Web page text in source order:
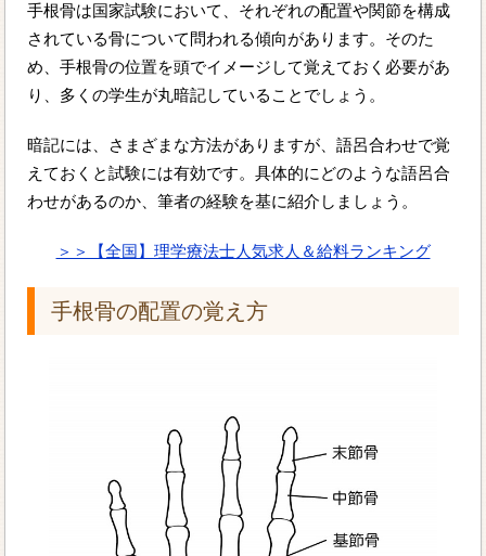
手根骨は国家試験において、それぞれの配置や関節を構成
されている骨について問われる傾向があります。そのた
め、手根骨の位置を頭でイメージして覚えておく必要があ
り、多くの学生が丸暗記していることでしょう。
暗記には、さまざまな方法がありますが、語呂合わせで覚
えておくと試験には有効です。具体的にどのような語呂合
わせがあるのか、筆者の経験を基に紹介しましょう。
＞＞【全国】理学療法士人気求人＆給料ランキング
手根骨の配置の覚え方